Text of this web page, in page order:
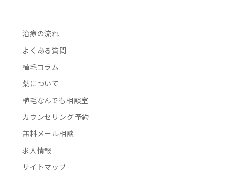
治療の流れ
よくある質問
植毛コラム
薬について
植毛なんでも相談室
カウンセリング予約
無料メール相談
求人情報
サイトマップ